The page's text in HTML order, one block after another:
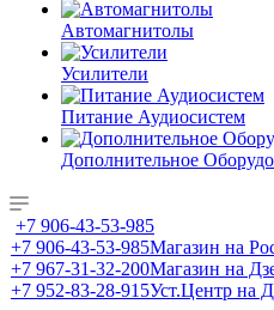
Автомагнитолы
Усилители
Питание Аудиосистем
Дополнительное
+7 906-43-53-985
+7 906-43-53-985Магазин на
+7 967-31-32-200Магазин на
+7 952-83-28-915Уст.Центр на